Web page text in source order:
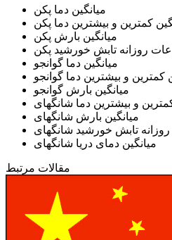
میانگین دما پکن
کمترین و بیشترین دما پکن
میانگین بارش پکن
روزانه تابش خورشید پکن
میانگین دما گوانجو
کمترین و بیشترین دما گوانجو
میانگین بارش گوانجو
و بیشترین دما شانگهای
میانگین بارش شانگهای
تابش خورشید شانگهای
میانگین دمای دریا شانگهای
مقالات مرتبط